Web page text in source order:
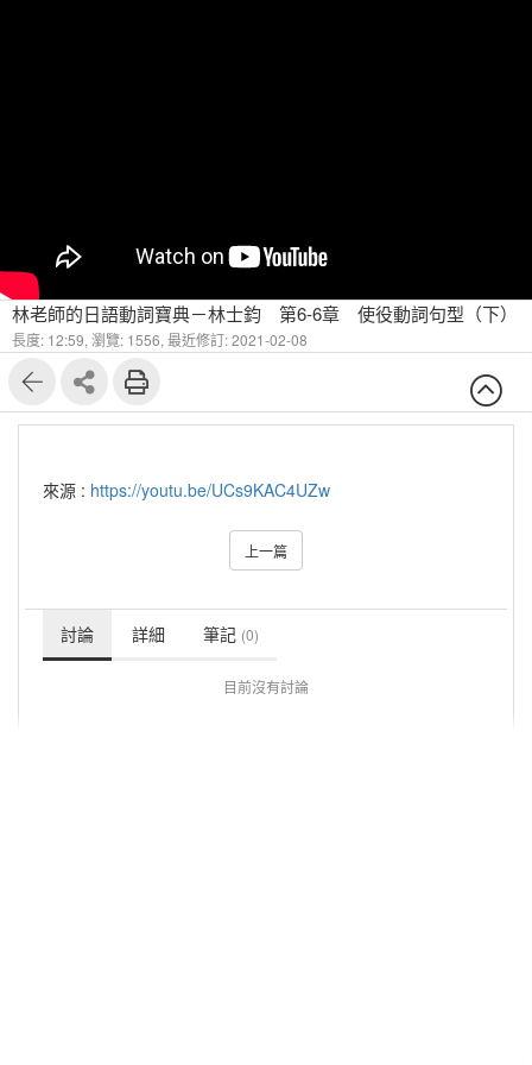
林老師的日語動詞寶典－林士鈞 第6-6章 使役動詞句型（下）
長度: 12:59, 瀏覽: 1556, 最近修訂: 2021-02-08
來源 : https://youtu.be/UCs9KAC4UZw
上一篇
討論 詳細 筆記 (0)
目前沒有討論